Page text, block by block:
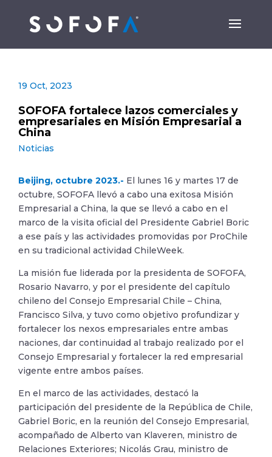
19 Oct, 2023
SOFOFA fortalece lazos comerciales y
empresariales en Misión Empresarial a
China
Noticias
Beijing, octubre 2023.- El lunes 16 y martes 17 de
octubre, SOFOFA llevó a cabo una exitosa Misión
Empresarial a China, la que se llevó a cabo en el
marco de la visita oficial del Presidente Gabriel Boric
a ese país y las actividades promovidas por ProChile
en su tradicional actividad ChileWeek.
La misión fue liderada por la presidenta de SOFOFA,
Rosario Navarro, y por el presidente del capítulo
chileno del Consejo Empresarial Chile – China,
Francisco Silva, y tuvo como objetivo profundizar y
fortalecer los nexos empresariales entre ambas
naciones, dar continuidad al trabajo realizado por el
Consejo Empresarial y fortalecer la red empresarial
vigente entre ambos países.
En el marco de las actividades, destacó la
participación del presidente de la República de Chile,
Gabriel Boric, en la reunión del Consejo Empresarial,
acompañado de Alberto van Klaveren, ministro de
Relaciones Exteriores; Nicolás Grau, ministro de